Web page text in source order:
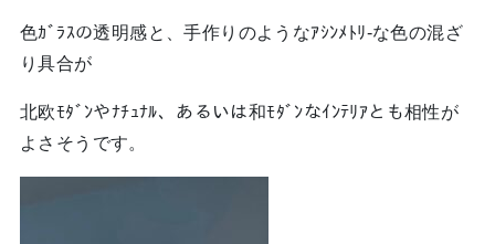
色ｶﾞﾗｽの透明感と、手作りのようなｱｼﾝﾒﾄﾘ-な色の混ざ
り具合が
北欧ﾓﾀﾞﾝやﾅﾁｭﾅﾙ、あるいは和ﾓﾀﾞﾝなｲﾝﾃﾘｱとも相性が
よさそうです。